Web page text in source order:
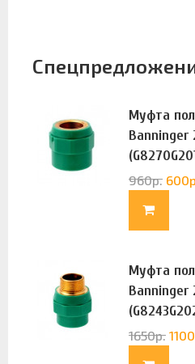
Муфта
Banninger
960р. 600
Муфта
Banninger
1650р. 1100